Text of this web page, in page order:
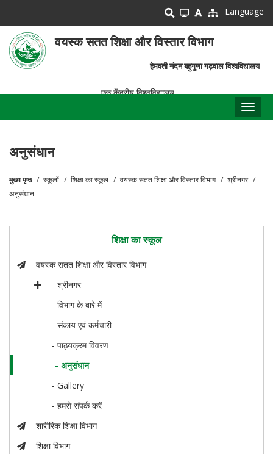
main
content
Language
वयस्क सतत शिक्षा और विस्तार विभाग
हेमवती नंदन बहुगुणा गढ़वाल विश्वविद्यालय
एक केंद्रीय विश्वविद्यालय
अनुसंधान
पग
मुख्य पृष्ठ स्कूलों शिक्षा का स्कूल वयस्क सतत शिक्षा और विस्तार विभाग
श्रीनगर
अनुसंधान
शिक्षा का स्कूल
वयस्क सतत शिक्षा और विस्तार विभाग
- श्रीनगर
- विभाग के बारे में
- संकाय एवं कर्मचारी
- पाठ्यक्रम विवरण
- अनुसंधान
- Gallery
- हमसे संपर्क करें
शारीरिक शिक्षा विभाग
शिक्षा विभाग